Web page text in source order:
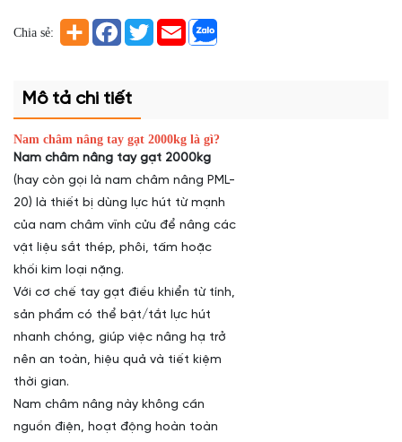
Chia sẻ:
Mô tả chi tiết
Nam châm nâng tay gạt 2000kg là gì?
Nam châm nâng tay gạt 2000kg
(hay còn gọi là nam châm nâng PML-
20) là thiết bị dùng lực hút từ mạnh
của nam châm vĩnh cửu để nâng các
vật liệu sắt thép, phôi, tấm hoặc
khối kim loại nặng.
Với cơ chế tay gạt điều khiển từ tính,
sản phẩm có thể bật/tắt lực hút
nhanh chóng, giúp việc nâng hạ trở
nên an toàn, hiệu quả và tiết kiệm
thời gian.
Nam châm nâng này không cần
nguồn điện, hoạt động hoàn toàn